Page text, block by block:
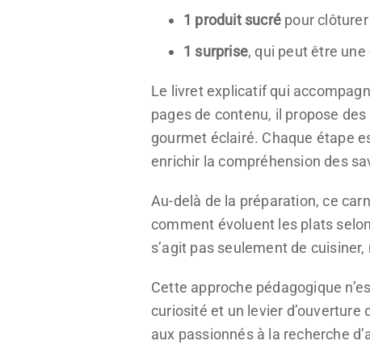
1 produit sucré pour
1 surprise, qui peut être
Le livret explicatif qui
pages de contenu, il propose
gourmet éclairé. Chaque étape
enrichir la compréhension des
Au-delà de la préparation, ce
comment évoluent les plats
s’agit pas seulement de
Cette approche pédagogique
curiosité et un levier d’ouverture
aux passionnés à la recherche